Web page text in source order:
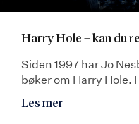
Harry Hole – kan du
Siden 1997 har Jo
bøker om Harry Hole.
Les mer